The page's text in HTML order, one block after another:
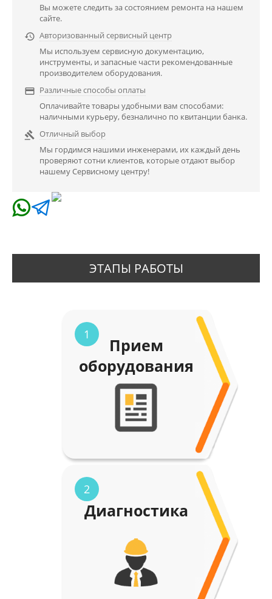
Вы можете следить за состоянием ремонта на нашем
сайте.
 Авторизованный сервисный центр
Мы используем сервисную документацию,
инструменты, и запасные части рекомендованные
производителем оборудования.
 Различные способы оплаты
Оплачивайте товары удобными вам способами:
наличными курьеру, безналично по квитанции банка.
 Отличный выбор
Мы гордимся нашими инженерами, их каждый день
проверяют сотни клиентов, которые отдают выбор
нашему Сервисному центру!
ЭТАПЫ РАБОТЫ
1
Прием
оборудования
2
Диагностика